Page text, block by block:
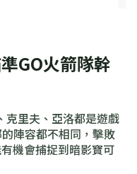
GO火箭隊幹
克里夫、亞洛都是遊戲
陣容都不相同，擊敗
機會捕捉到暗影寶可